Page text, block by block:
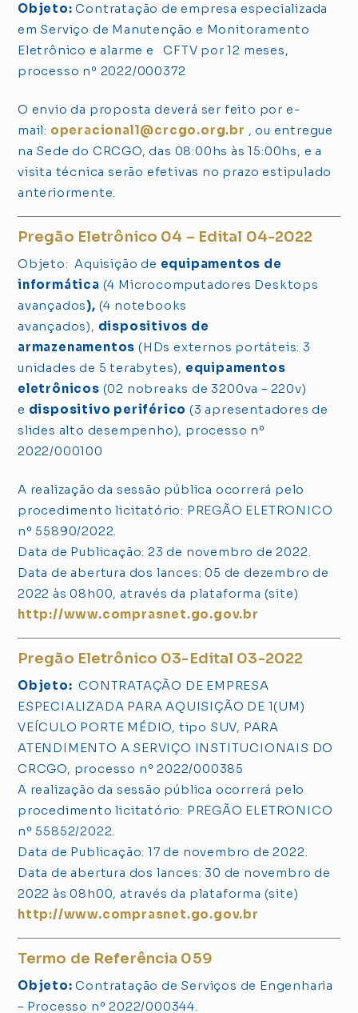
Objeto: Contratação de empresa especializada
em Serviço de Manutenção e Monitoramento
Eletrônico e alarme e CFTV por 12 meses,
processo nº 2022/000372
O envio da proposta deverá ser feito por e-
mail: operacional1@crcgo.org.br , ou entregue
na Sede do CRCGO, das 08:00hs às 15:00hs, e a
visita técnica serão efetivas no prazo estipulado
anteriormente.
Pregão Eletrônico 04 – Edital 04-2022
Objeto: Aquisição de equipamentos de
informática (4 Microcomputadores Desktops
avançados), (4 notebooks
avançados), dispositivos de
armazenamentos (HDs externos portáteis: 3
unidades de 5 terabytes), equipamentos
eletrônicos (02 nobreaks de 3200va – 220v)
e dispositivo periférico(3 apresentadores de
slides alto desempenho), processo nº
2022/000100
A realização da sessão pública ocorrerá pelo
procedimento licitatório: PREGÃO ELETRONICO
nº 55890/2022.
Data de Publicação: 23 de novembro de 2022.
Data de abertura dos lances: 05 de dezembro de
2022 às 08h00, através da plataforma (site)
http://www.comprasnet.go.gov.br
Pregão Eletrônico 03-Edital 03-2022
Objeto: CONTRATAÇÃO DE EMPRESA
ESPECIALIZADA PARA AQUISIÇÃO DE 1(UM)
VEÍCULO PORTE MÉDIO, tipo SUV, PARA
ATENDIMENTO A SERVIÇO INSTITUCIONAIS DO
CRCGO, processo nº 2022/000385
A realização da sessão pública ocorrerá pelo
procedimento licitatório: PREGÃO ELETRONICO
nº 55852/2022.
Data de Publicação: 17 de novembro de 2022.
Data de abertura dos lances: 30 de novembro de
2022 às 08h00, através da plataforma (site)
http://www.comprasnet.go.gov.br
Termo de Referência 059
Objeto: Contratação de Serviços de Engenharia
– Processo nº 2022/000344.